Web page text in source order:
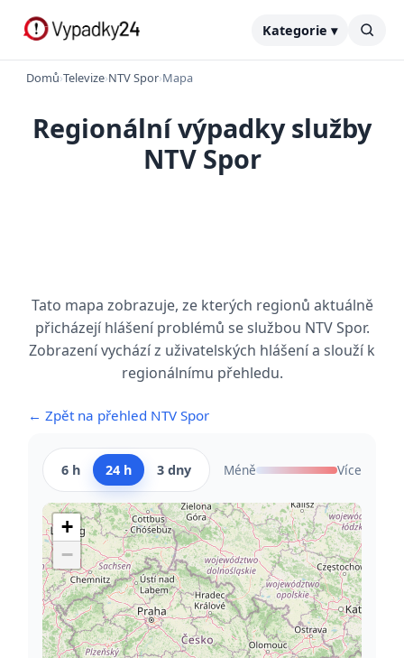
Kategorie ▾
Domů›Televize›NTV Spor›Mapa
Regionální výpadky služby
NTV Spor
Tato mapa zobrazuje, ze kterých regionů aktuálně
přicházejí hlášení problémů se službou NTV Spor.
Zobrazení vychází z uživatelských hlášení a slouží k
regionálnímu přehledu.
← Zpět na přehled NTV Spor
6 h 24 h 3 dny Méně Více
+
−